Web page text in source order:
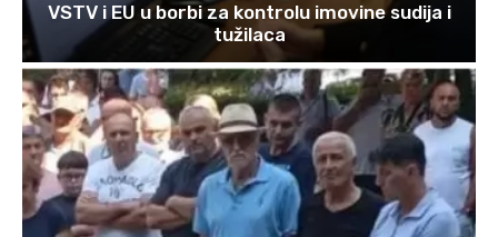
VSTV i EU u borbi za kontrolu imovine sudija i
tužilaca